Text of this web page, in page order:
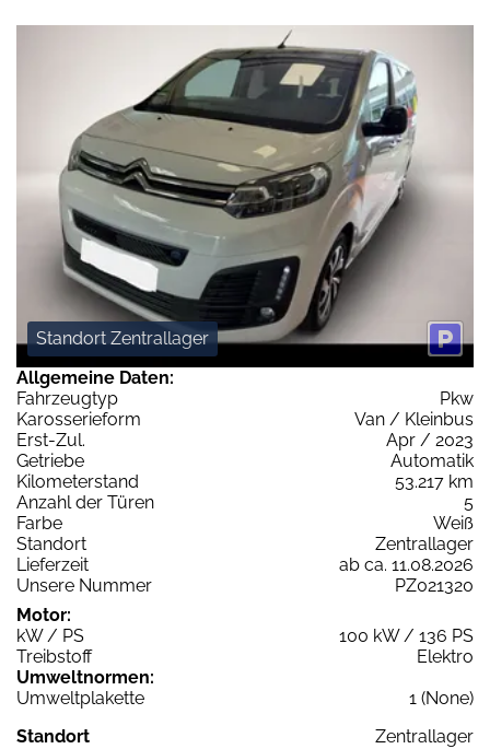
Standort Zentrallager
Allgemeine Daten:
Fahrzeugtyp
Pkw
Karosserieform
Van / Kleinbus
Erst-Zul.
Apr / 2023
Getriebe
Automatik
Kilometerstand
53.217 km
Anzahl der Türen
5
Farbe
Weiß
Standort
Zentrallager
Lieferzeit
ab ca. 11.08.2026
Unsere Nummer
PZ021320
Motor:
kW / PS
100 kW / 136 PS
Treibstoff
Elektro
Umweltnormen:
Umweltplakette
1 (None)
Standort
Zentrallager